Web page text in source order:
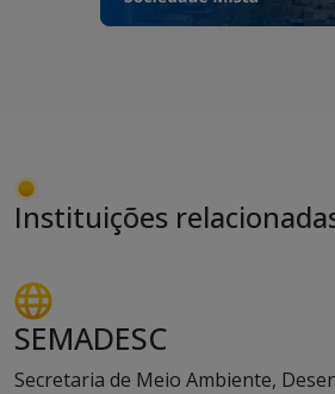
Instituições
SEMADESC
Secretaria de Meio Ambiente,